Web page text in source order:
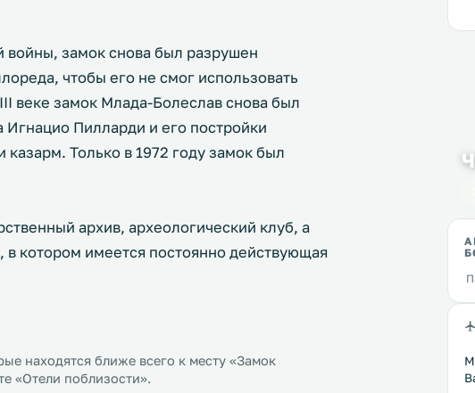
войны, замок снова был разрушен
чтобы его не смог использовать
веке замок Млада-Болеслав снова был
Игнацио Пилларди и его постройки
Только в 1972 году замок был
архив, археологический клуб, а
котором имеется постоянно действующая
находятся ближе всего к месту «Замок
«Отели поблизости».